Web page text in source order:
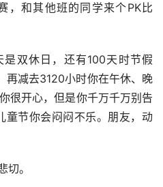
，和其他班的同学来个PK比
双休日，还有100天时节假
再减去3120小时你在午休、晚
很开心，但是你千万千万别告
童节你会闷闷不乐。朋友，动
。